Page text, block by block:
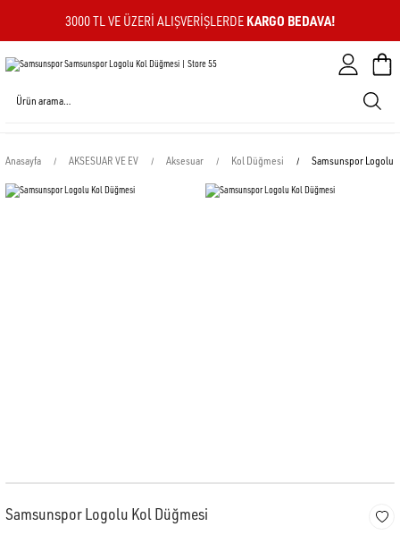
3000 TL VE ÜZERI ALIŞVERIŞLERDE KARGO BEDAVA!
Anasayfa AKSESUAR VE EV Aksesuar Kol Düğmesi Samsunspor Logolu
Samsunspor Logolu Kol Düğmesi